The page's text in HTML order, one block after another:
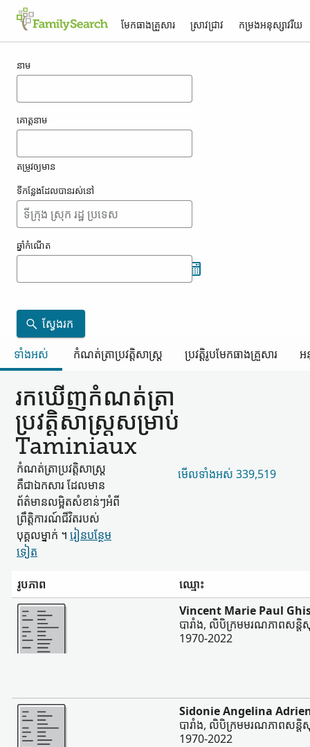
មែកធាង​គ្រួសារ ស្រាវជ្រាវ កម្រង​អនុស្សាវរីយ
នាម
គោត្តនាម
តម្រូវ​ឲ្យ​មាន
ទីកន្លែង​ដែល​បាន​រស់នៅ
ឆ្នាំ​កំណើត
ស្វែងរក
ទាំងអស់
កំណត់ត្រា​ប្រវត្តិសាស្ត្រ ប្រវត្តិរូប​មែកធាង​គ្រួសារ អ
រកឃើញ​កំណត់ត្រា​
ប្រវត្តិសាស្ត្រ​សម្រាប់
Taminiaux
កំណត់ត្រា​ប្រវត្តិសាស្ត្រ​
គឺជា​ឯកសារ ដែល​មាន​
ព័ត៌មាន​លម្អិត​សំខាន់ៗ​អំពី​
ព្រឹត្តិការណ៍​ជីវិត​របស់​
បុគ្គល​ម្នាក់ ។ រៀន​បន្ថែម​
ទៀត
មើល​ទាំងអស់ 339,519
រូបភាព
ឈ្មោះ
ច្រើន
Vincent Marie Paul
បារាំង, លិបិក្រមមរណភាពសន្ដិ
1970-2022
ច្រើន
Sidonie Angelina
បារាំង, លិបិក្រមមរណភាពសន្ដិ
1970-2022